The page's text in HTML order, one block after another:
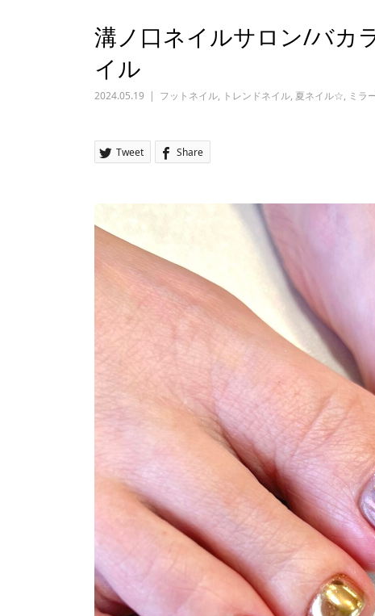
溝ノ口ネイルサロン/バカ
イル
2024.05.19 フットネイル, トレンドネイル, 夏ネイル☆, ミラ
Tweet Share